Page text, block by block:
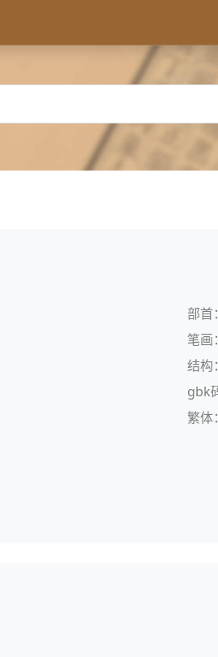
部首：
笔画：
结构
gbk
繁体：